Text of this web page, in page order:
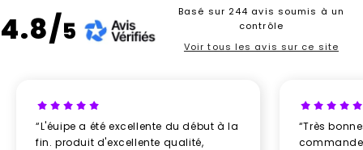
4.8/5
Basé sur 244 avis soumis à un
contrôle
Voir tous les avis sur ce site
“L'éuipe a été excellente du début à la
fin. produit d'excellente qualité,
“Très